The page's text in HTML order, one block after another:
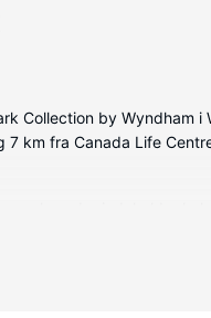
Collection by Wyndham
7 km fra Canada Life
Badeværelserne har